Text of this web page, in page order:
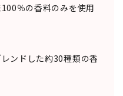
％の香料のみを使用
ンドした約30種類の香